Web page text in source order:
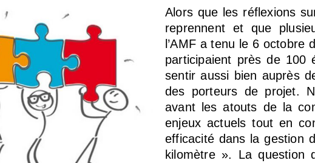
Alors que les réflexions
reprennent et que
l’AMF a tenu le 6 octobre
participaient près de 100
sentir aussi bien auprès
des porteurs de projet.
avant les atouts de la
enjeux actuels tout en
efficacité dans la gestion
kilomètre ». La question